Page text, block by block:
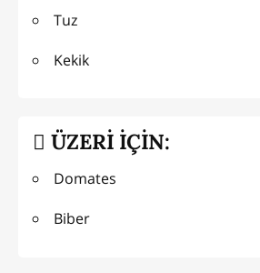
Tuz
Kekik
ÜZERİ İÇİN:
Domates
Biber